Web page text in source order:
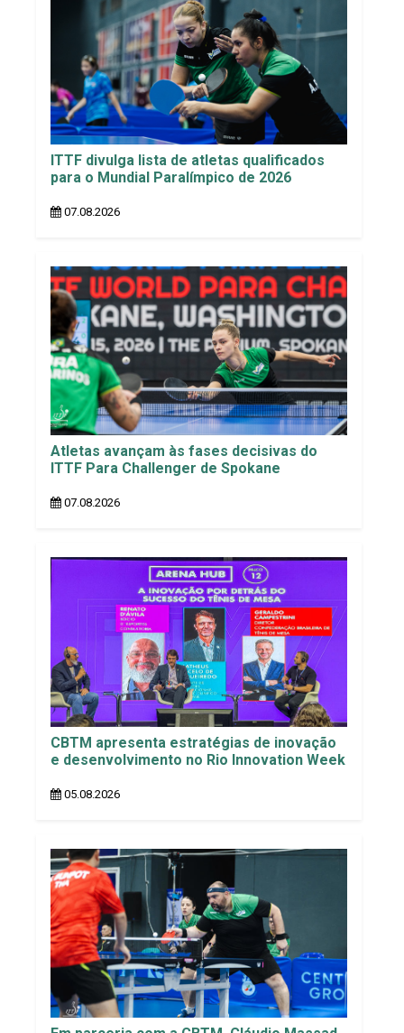
ITTF divulga lista de atletas qualificados
para o Mundial Paralímpico de 2026
07.08.2026
Atletas avançam às fases decisivas do
ITTF Para Challenger de Spokane
07.08.2026
CBTM apresenta estratégias de inovação
e desenvolvimento no Rio Innovation Week
05.08.2026